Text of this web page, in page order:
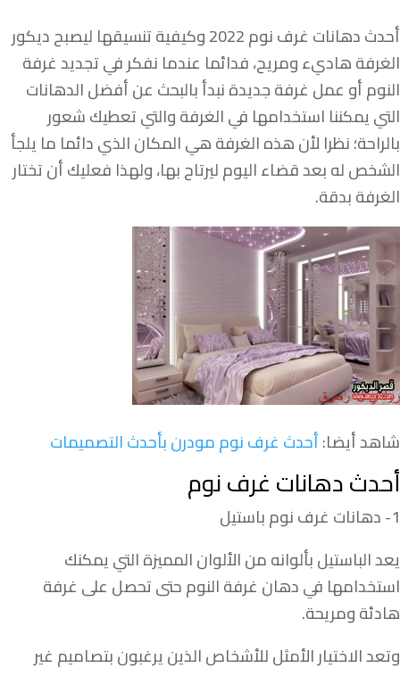
أحدث دهانات غرف نوم 2022 وكيفية تنسيقها ليصبح ديكور
الغرفة هاديء ومريح، فدائما عندما نفكر في تجديد غرفة
النوم أو عمل غرفة جديدة نبدأ بالبحث عن أفضل الدهانات
التي يمكننا استخدامها في الغرفة والتي تعطيك شعور
بالراحة؛ نظرا لأن هذه الغرفة هي المكان الذي دائما ما يلجأ
الشخص له بعد قضاء اليوم ليرتاح بها، ولهذا فعليك أن تختار
الغرفة بدقة.
شاهد أيضا:أحدث غرف نوم مودرن بأحدث التصميمات
أحدث دهانات غرف نوم
1- دهانات غرف نوم باستيل
يعد الباستيل بألوانه من الألوان المميزة التي يمكنك
استخدامها في دهان غرفة النوم حتى تحصل على غرفة
هادئة ومريحة.
وتعد الاختيار الأمثل للأشخاص الذين يرغبون بتصاميم غير